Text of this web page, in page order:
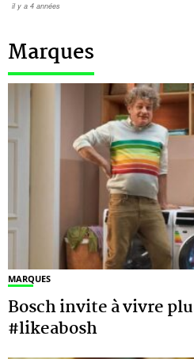
il y a 4 années
Marques
MARQUES
Bosch invite à vivre
#likeabosh